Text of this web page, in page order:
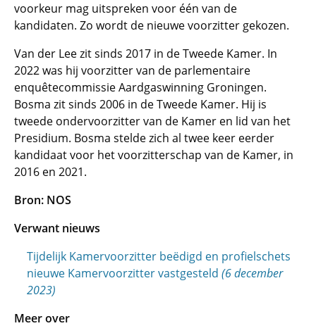
voorkeur mag uitspreken voor één van de
kandidaten. Zo wordt de nieuwe voorzitter gekozen.
Van der Lee zit sinds 2017 in de Tweede Kamer. In
2022 was hij voorzitter van de parlementaire
enquêtecommissie Aardgaswinning Groningen.
Bosma zit sinds 2006 in de Tweede Kamer. Hij is
tweede ondervoorzitter van de Kamer en lid van het
Presidium. Bosma stelde zich al twee keer eerder
kandidaat voor het voorzitterschap van de Kamer, in
2016 en 2021.
Bron: NOS
Verwant nieuws
Tijdelijk Kamervoorzitter beëdigd en profielschets
nieuwe Kamervoorzitter vastgesteld (6 december
2023)
Meer over